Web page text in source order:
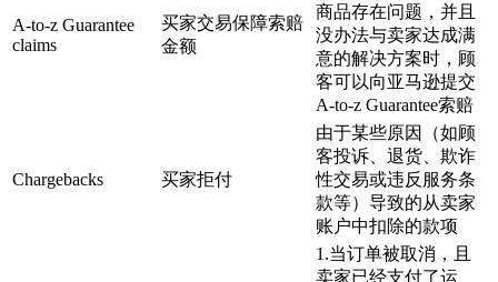
A-to-z Guarantee
claims
买家交易保障索赔
金额
商品存在问题，并且
没办法与卖家达成满
意的解决方案时，顾
客可以向亚马逊提交
A-to-z Guarantee索赔
Chargebacks 买家拒付
由于某些原因（如顾
客投诉、退货、欺诈
性交易或违反服务条
款等）导致的从卖家
账户中扣除的款项
1.当订单被取消，且
卖家已经支付了运